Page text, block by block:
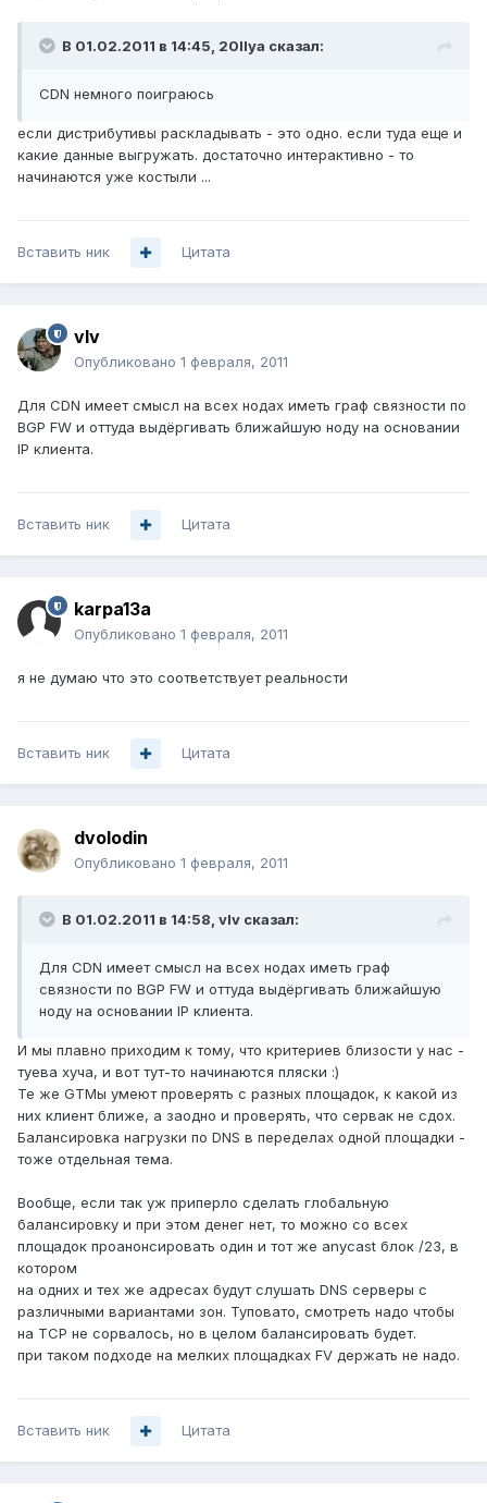
В 01.02.2011 в 14:45, 20Ilya сказал:
CDN немного поиграюсь
если дистрибутивы раскладывать - это одно. если туда еще и
какие данные выгружать. достаточно интерактивно - то
начинаются уже костыли ...
Вставить ник Цитата
vIv
Опубликовано 1 февраля, 2011
Для CDN имеет смысл на всех нодах иметь граф связности по
BGP FW и оттуда выдёргивать ближайшую ноду на основании
IP клиента.
Вставить ник Цитата
karpa13a
Опубликовано 1 февраля, 2011
я не думаю что это соответствует реальности
Вставить ник Цитата
dvolodin
Опубликовано 1 февраля, 2011
В 01.02.2011 в 14:58, vIv сказал:
Для CDN имеет смысл на всех нодах иметь граф
связности по BGP FW и оттуда выдёргивать ближайшую
ноду на основании IP клиента.
И мы плавно приходим к тому, что критериев близости у нас -
туева хуча, и вот тут-то начинаются пляски :)
Те же GTMы умеют проверять с разных площадок, к какой из
них клиент ближе, а заодно и проверять, что сервак не сдох.
Балансировка нагрузки по DNS в переделах одной площадки -
тоже отдельная тема.
Вообще, если так уж приперло сделать глобальную
балансировку и при этом денег нет, то можно со всех
площадок проанонсировать один и тот же anycast блок /23, в
котором
на одних и тех же адресах будут слушать DNS серверы с
различными вариантами зон. Туповато, смотреть надо чтобы
на TCP не сорвалось, но в целом балансировать будет.
при таком подходе на мелких площадках FV держать не надо.
Вставить ник Цитата